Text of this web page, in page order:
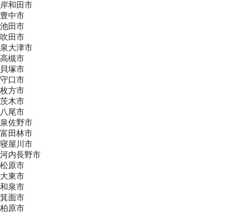
岸和田市
豊中市
池田市
吹田市
泉大津市
高槻市
貝塚市
守口市
枚方市
茨木市
八尾市
泉佐野市
富田林市
寝屋川市
河内長野市
松原市
大東市
和泉市
箕面市
柏原市